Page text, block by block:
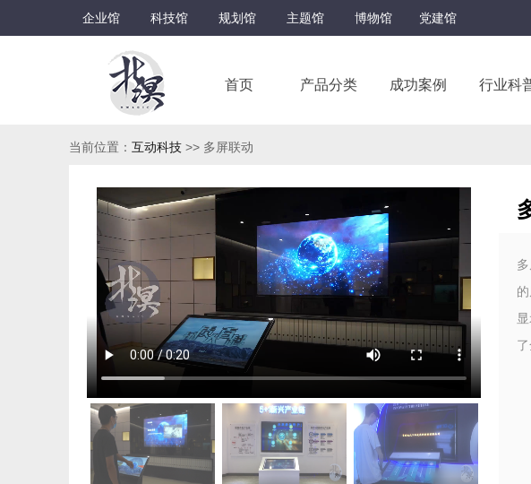
企业馆 科技馆 规划馆 主题馆 博物馆 党建馆
首页 产品分类 成功案例 行业科
当前位置： 互动科技 >> 多屏联动